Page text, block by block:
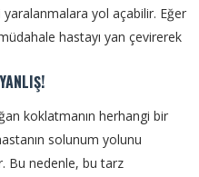
yaralanmalara yol açabilir. Eğer
hastayı yan çevirerek
koklatmanın herhangi bir
solunum yolunu
Bu nedenle, bu tarz